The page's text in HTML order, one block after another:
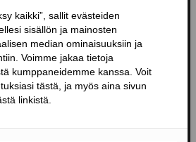
ja -massat
ja tarvikkeet